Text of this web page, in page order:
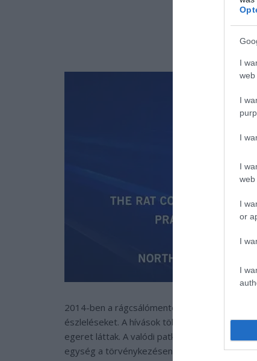
I
web
I
I
I
web
I
or
I
I
2014-ben a rágcsálómentesítő program egy
észleléseket. A hívások többségéről
egeret láttak. A valódi patkányészlelésekhez
egység a törvénykezésen belül a patkány